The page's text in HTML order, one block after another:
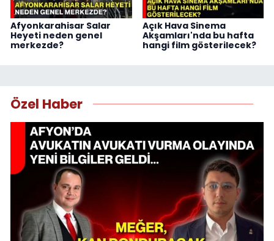
Afyonkarahisar Salar
Heyeti neden genel
merkezde?
Açık Hava Sinema
Akşamları'nda bu hafta
hangi film gösterilecek?
Özel Haber